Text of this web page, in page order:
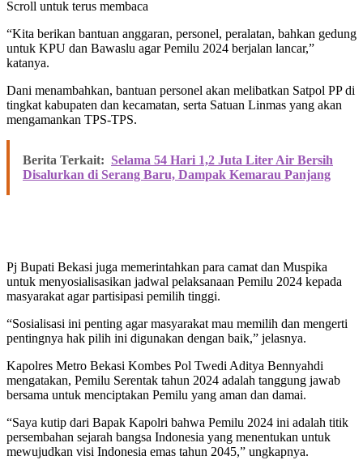
Scroll untuk terus membaca
“Kita berikan bantuan anggaran, personel, peralatan, bahkan gedung
untuk KPU dan Bawaslu agar Pemilu 2024 berjalan lancar,”
katanya.
Dani menambahkan, bantuan personel akan melibatkan Satpol PP di
tingkat kabupaten dan kecamatan, serta Satuan Linmas yang akan
mengamankan TPS-TPS.
Berita Terkait: Selama 54 Hari 1,2 Juta Liter Air Bersih
Disalurkan di Serang Baru, Dampak Kemarau Panjang
Pj Bupati Bekasi juga memerintahkan para camat dan Muspika
untuk menyosialisasikan jadwal pelaksanaan Pemilu 2024 kepada
masyarakat agar partisipasi pemilih tinggi.
“Sosialisasi ini penting agar masyarakat mau memilih dan mengerti
pentingnya hak pilih ini digunakan dengan baik,” jelasnya.
Kapolres Metro Bekasi Kombes Pol Twedi Aditya Bennyahdi
mengatakan, Pemilu Serentak tahun 2024 adalah tanggung jawab
bersama untuk menciptakan Pemilu yang aman dan damai.
“Saya kutip dari Bapak Kapolri bahwa Pemilu 2024 ini adalah titik
persembahan sejarah bangsa Indonesia yang menentukan untuk
mewujudkan visi Indonesia emas tahun 2045,” ungkapnya.